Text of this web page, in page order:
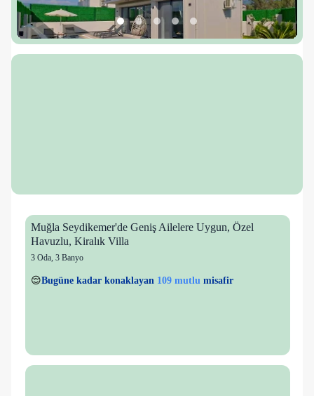
Muğla Seydikemer'de Geniş Ailelere Uygun, Özel
Havuzlu, Kiralık Villa
3 Oda, 3 Banyo
👀Son 1 saatte27 kişigörüntüledi